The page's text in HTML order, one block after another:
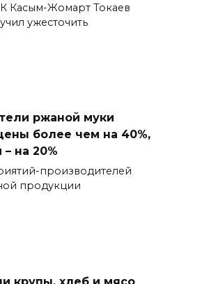
Касым-Жомарт Токаев
ужесточить
ржаной муки
более чем на 40%,
на 20%
производителей
продукции